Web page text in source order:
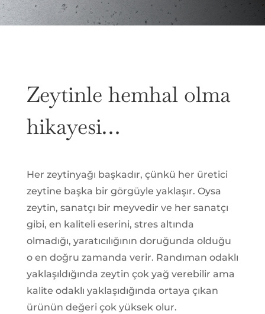
Zeytinle hemhal olma
hikayesi…
Her zeytinyağı başkadır, çünkü her üretici
zeytine başka bir görgüyle yaklaşır. Oysa
zeytin, sanatçı bir meyvedir ve her sanatçı
gibi, en kaliteli eserini, stres altında
olmadığı, yaratıcılığının doruğunda olduğu
o en doğru zamanda verir. Randıman odaklı
yaklaşıldığında zeytin çok yağ verebilir ama
kalite odaklı yaklaşıdığında ortaya çıkan
ürünün değeri çok yüksek olur.